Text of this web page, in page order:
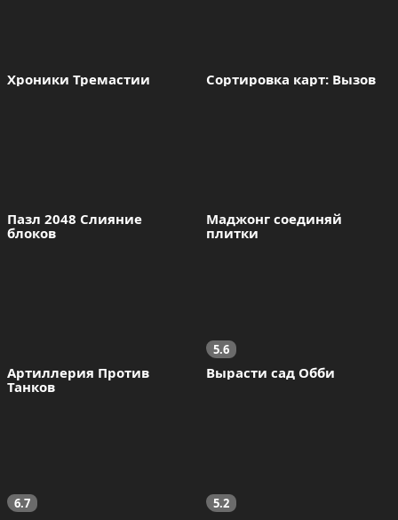
Хроники Тремастии Сортировка карт: Вызов
Пазл 2048 Слияние
блоков
Маджонг соединяй
плитки
Артиллерия Против
Танков
5.6
Вырасти сад Обби
6.7 5.2